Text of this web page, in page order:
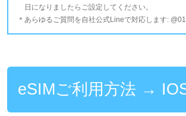
日になりましたらご設定してください。
あらゆるご質問を自社公式Lineで対応します:
eSIMご利用方法 →